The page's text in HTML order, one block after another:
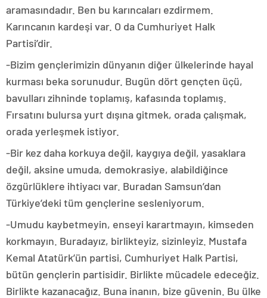
aramasındadır. Ben bu karıncaları ezdirmem.
Karıncanın kardeşi var. O da Cumhuriyet Halk
Partisi’dir.
-Bizim gençlerimizin dünyanın diğer ülkelerinde hayal
kurması beka sorunudur. Bugün dört gençten üçü,
bavulları zihninde toplamış, kafasında toplamış.
Fırsatını bulursa yurt dışına gitmek, orada çalışmak,
orada yerleşmek istiyor.
-Bir kez daha korkuya değil, kaygıya değil, yasaklara
değil, aksine umuda, demokrasiye, alabildiğince
özgürlüklere ihtiyacı var. Buradan Samsun’dan
Türkiye’deki tüm gençlerine sesleniyorum.
-Umudu kaybetmeyin, enseyi karartmayın, kimseden
korkmayın. Buradayız, birlikteyiz, sizinleyiz. Mustafa
Kemal Atatürk’ün partisi, Cumhuriyet Halk Partisi,
bütün gençlerin partisidir. Birlikte mücadele edeceğiz.
Birlikte kazanacağız. Buna inanın, bize güvenin. Bu ülke